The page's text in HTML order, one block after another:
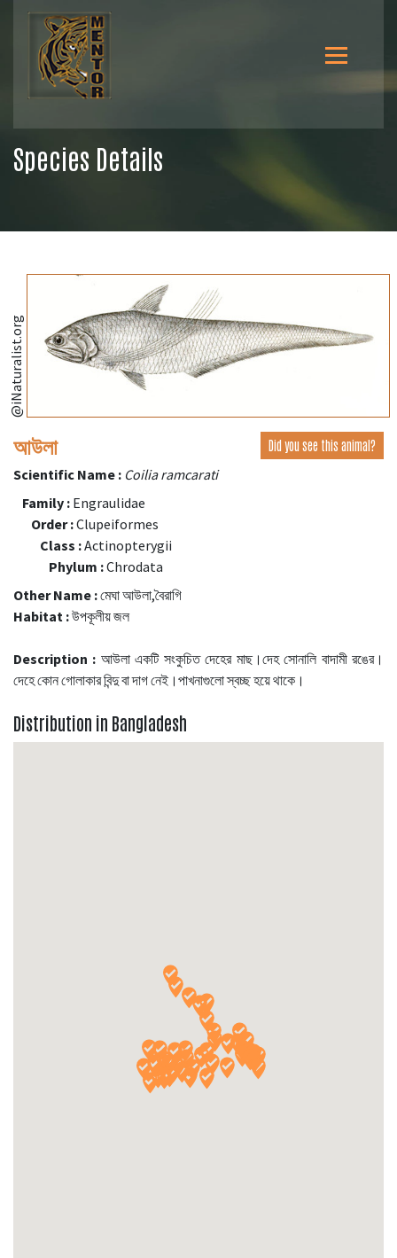
Species Details
@iNaturalist.org
আউলা Did you see this animal?
Scientific Name : Coilia ramcarati
Family : Engraulidae
Order :Clupeiformes
Class :Actinopterygii
Phylum :Chrodata
Other Name :মেঘা আউলা,বৈরাগি
Habitat :উপকূলীয় জল
Description : আউলা একটি সংকুচিত দেহের মাছ।দেহ সোনালি বাদামী রঙের।
দেহে কোন গোলাকার বিন্দু বা দাগ নেই।পাখনাগুলো স্বচ্ছ হয়ে থাকে।
Distribution in Bangladesh